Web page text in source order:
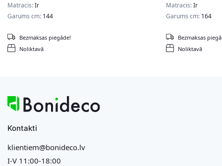
Matracis:Ir
Garums cm: 144
Noliktavā
Bezmaksas piegāde!
Matracis:Ir
Garums cm: 164
Noliktavā
Bezmaksas
Kontakti
klientiem@bonideco.lv
I-V 11:00-18:00